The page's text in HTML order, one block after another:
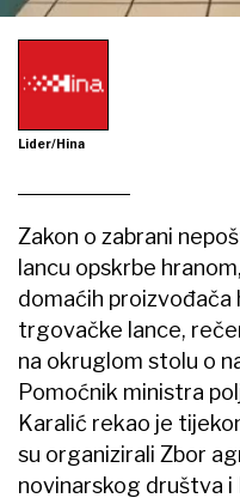
Lider/Hina
Zakon o zabrani
lancu opskrbe
domaćih proizvođača
trgovačke lance,
na okruglom stolu o
Pomoćnik ministra
Karalić rekao je
su organizirali Zbor
novinarskog društva